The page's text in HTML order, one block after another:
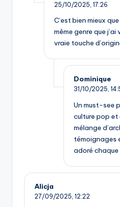
25/10/2025, 17:26
C’est bien mieux
même genre que j’ai
vraie touche
Dominique
31/10/2025,
Un must-see
culture pop et
mélange
témoignages
adoré chaque
Alicja
27/09/2025, 12:22